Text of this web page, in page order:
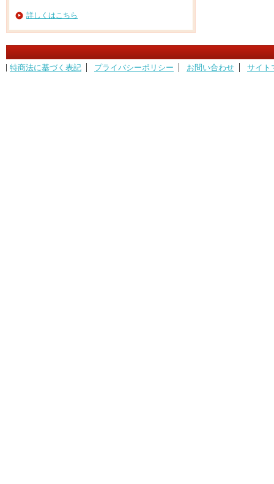
詳しくはこちら
特商法に基づく表記 プライバシーポリシー お問い合わせ サイト